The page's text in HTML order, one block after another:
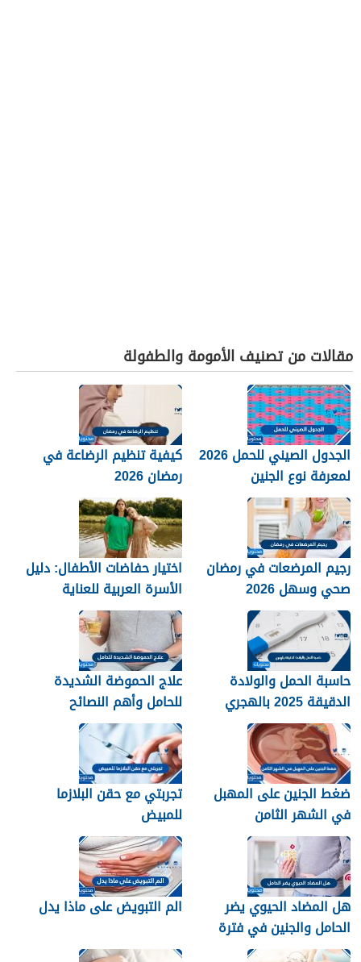
مقالات من تصنيف الأمومة والطفولة
الجدول الصيني للحمل 2026
لمعرفة نوع الجنين
كيفية تنظيم الرضاعة في
رمضان 2026
رجيم المرضعات في رمضان
صحي وسهل 2026
اختيار حفاضات الأطفال: دليل
الأسرة العربية للعناية
والراحة
حاسبة الحمل والولادة
الدقيقة 2025 بالهجري
علاج الحموضة الشديدة
للحامل وأهم النصائح
للسيطرة على حموضة
المعدة
ضغط الجنين على المهبل
في الشهر الثامن
تجربتي مع حقن البلازما
للمبيض
هل المضاد الحيوي يضر
الحامل والجنين في فترة
الحمل
الم التبويض على ماذا يدل